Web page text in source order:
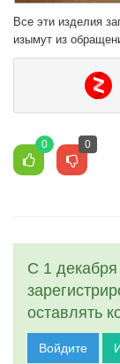
Все эти изделия
изымут из
0 0
С 1 декабря
оставлять
Войдите